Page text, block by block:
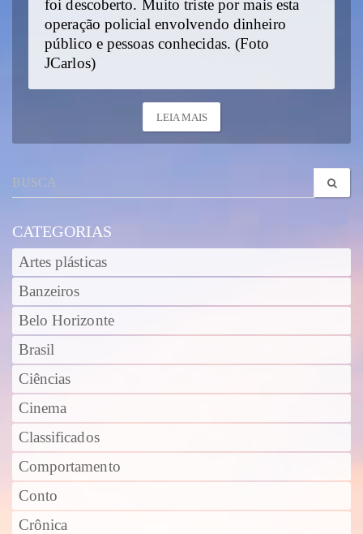
foi descoberto. Muito triste por mais esta
operação policial envolvendo dinheiro
público e pessoas conhecidas. (Foto
JCarlos)
LEIA MAIS
CATEGORIAS
Artes plásticas
Banzeiros
Belo Horizonte
Brasil
Ciências
Cinema
Classificados
Comportamento
Conto
Crônica